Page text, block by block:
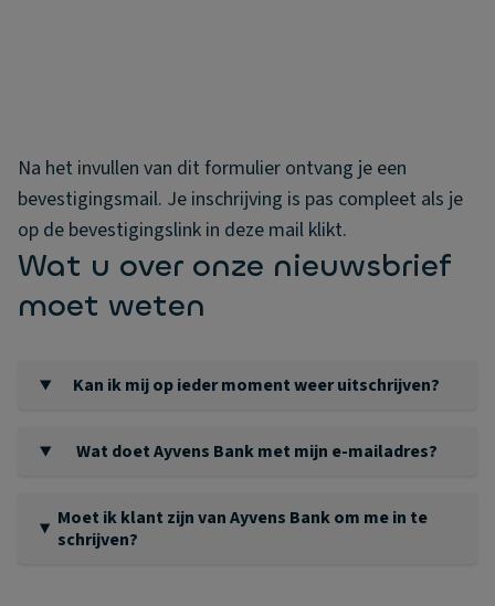
Na het invullen van dit formulier ontvang je een
bevestigingsmail. Je inschrijving is pas compleet als je
op de bevestigingslink in deze mail klikt.
Wat u over onze nieuwsbrief
moet weten
Kan ik mij op ieder moment weer uitschrijven?
Bank nieuwsbrief door in de nieuwsbrief op de 'Afmelden'
Wat doet Ayvens Bank met mijn e-mailadres?
worden e-mailadressen bij Ayvens Bank opgeslagen. We
gebruiken je opgegeven e-mailadres alleen voor het
Moet ik klant zijn van Ayvens Bank om me in te
schrijven?